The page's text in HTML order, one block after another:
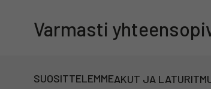
Varmasti
SUOSITTELEMMEAKUT JA LATURIT